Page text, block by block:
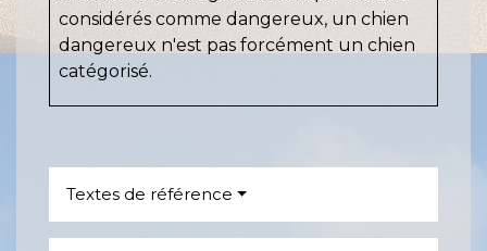
considérés comme dangereux, un chien
dangereux n'est pas forcément un chien
catégorisé.
Textes de référence